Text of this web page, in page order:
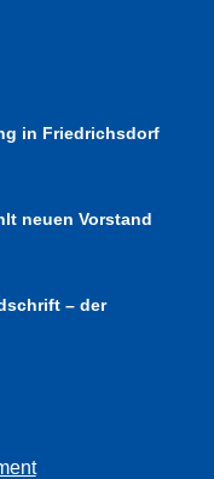
in Friedrichsdorf
neuen Vorstand
– der